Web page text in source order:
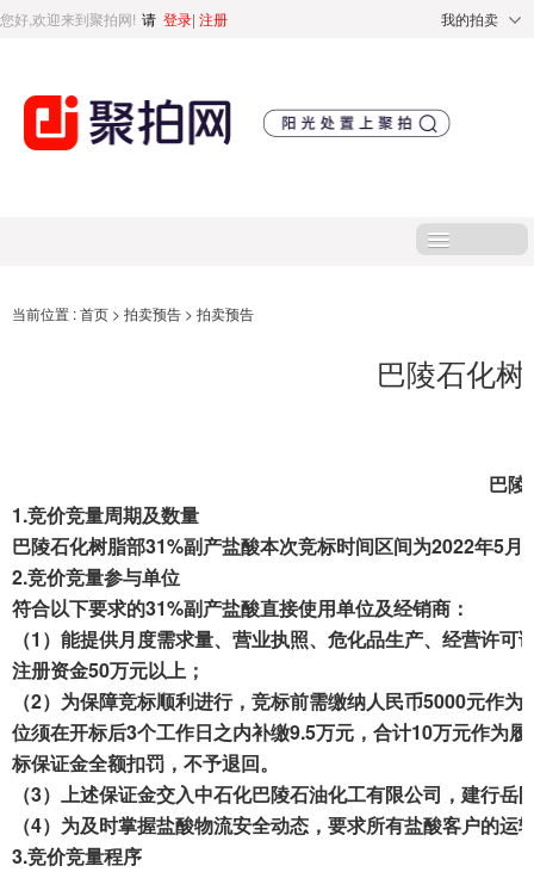
您好,欢迎来到聚拍网! 请 登录| 注册 我的拍卖
首页
成交案例
打折资产
废钢行情
帮助中心
当前位置 :首页 > 拍卖预告 > 拍卖预告
巴陵石化
巴陵
1.竞价竞量周期及数量
巴陵石化树脂部31%副产盐酸本次竞标时间区间为2022年5月
2.竞价竞量参与单位
符合以下要求的31%副产盐酸直接使用单位及经销商：
（1）能提供月度需求量、营业执照、危化品生产、 经营许可
注册资金50万元以上；
（2）为保障竞标顺利进行， 竞标前需缴纳人民币5000元作为
位须在开标后3个工作日之内补缴9.5万元，合计10万元作为履
标保证金全额扣罚 ， 不予退回。
（3）上述保证金交入中石化巴陵石油化工有限公司 ，建行岳
（4）为及时掌握盐酸物流安全动态，要求所有盐酸客户的运
3.竞价竞量程序